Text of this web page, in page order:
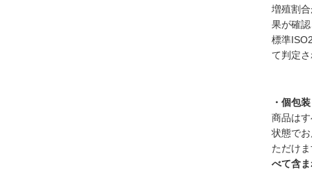
増殖割
果が確
標準
て判定
・個包装
商品は
状態で
ただけ
べて含